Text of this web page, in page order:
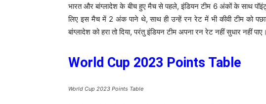
भारत और बांग्लादेश के बीच हुए मैच से पहले, इंडियन टीम 6 अंकों के साथ
लिए इस मैच में 2 अंक पाने थे, साथ ही उन्हें रन रेट में भी कीवी टीम को
बांग्लादेश को हरा तो दिया, परंतु इंडियन टीम अपना रन रेट नहीं सुधार नहीं पाए।
World Cup 2023 Points Table
World Cup 2023 Points Table